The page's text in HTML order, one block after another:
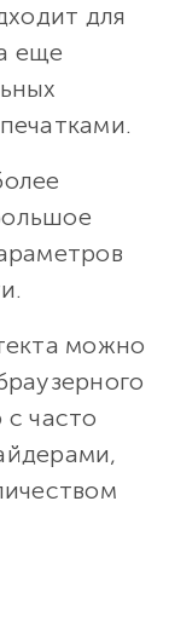
для
еще
можно
часто